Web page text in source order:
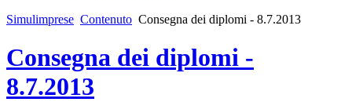
Simulimprese Contenuto Consegna dei diplomi - 8.7.2013
Consegna dei diplomi -
8.7.2013